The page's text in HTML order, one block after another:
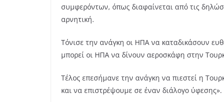
συμφερόντων, όπως διαφαίνεται από τις
αρνητική.
Τόνισε την ανάγκη οι ΗΠΑ να καταδικάσουν
μπορεί οι ΗΠΑ να δίνουν αεροσκάφη στην
Τέλος επεσήμανε την ανάγκη να πιεστεί η
και να επιστρέψουμε σε έναν διάλογο ύφεσης».